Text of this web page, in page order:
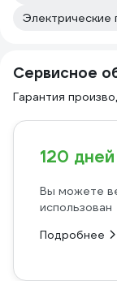
Электрические
Сервисное
Гарантия
120
Вы можете
использован
Подробнее